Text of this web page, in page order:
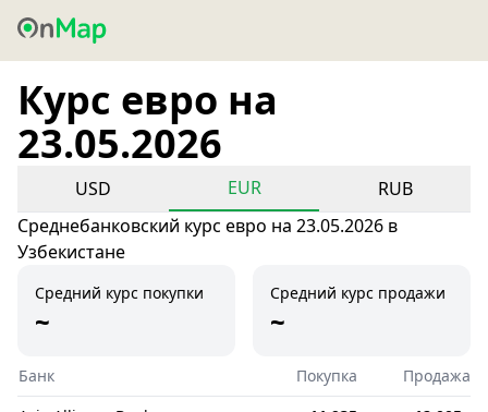
Курс евро на
23.05.2026
USD EUR
RUB
Среднебанковский курс евро на 23.05.2026 в
Узбекистане
Средний курс покупки
~
Средний курс продажи
~
Банк Покупка
Продажа